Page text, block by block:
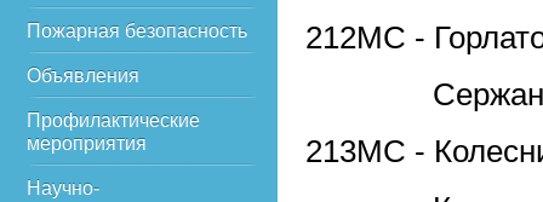
Пожарная безопасность
Объявления
Профилактические
мероприятия
Научно-
212МС -
213МС -